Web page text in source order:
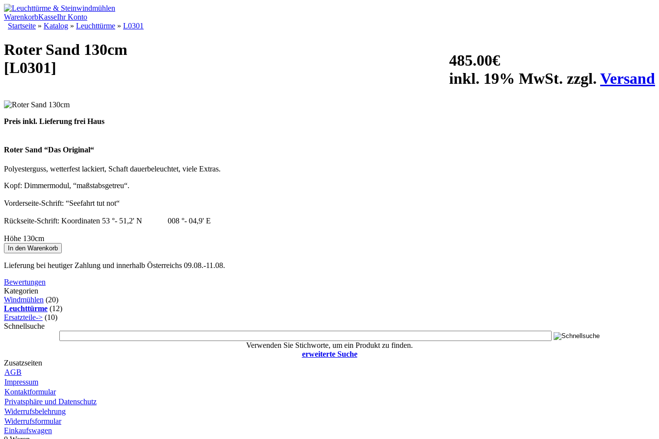
WarenkorbKasseIhr Konto
Startseite » Katalog » Leuchttürme » L0301
485.00€
inkl. 19% MwSt. zzgl. Versand
Roter Sand 130cm
[L0301]
Preis inkl. Lieferung frei Haus
Roter Sand “Das Original“
Polyesterguss, wetterfest lackiert, Schaft dauerbeleuchtet, viele Extras.
Kopf: Dimmermodul, “maßstabsgetreu“.
Vorderseite-Schrift: “Seefahrt tut not“
Rückseite-Schrift: Koordinaten 53 °- 51,2' N 008 °- 04,9' E
Höhe 130cm
In den Warenkorb
Lieferung bei heutiger Zahlung und innerhalb Österreichs 09.08.-11.08.
Bewertungen
Kategorien
Windmühlen (20)
Leuchttürme (12)
Ersatzteile-> (10)
Schnellsuche
Verwenden Sie Stichworte, um ein Produkt zu finden.
erweiterte Suche
Zusatzseiten
AGB
Impressum
Kontaktformular
Privatsphäre und Datenschutz
Widerrufsbelehrung
Widerrufsformular
Einkaufswagen